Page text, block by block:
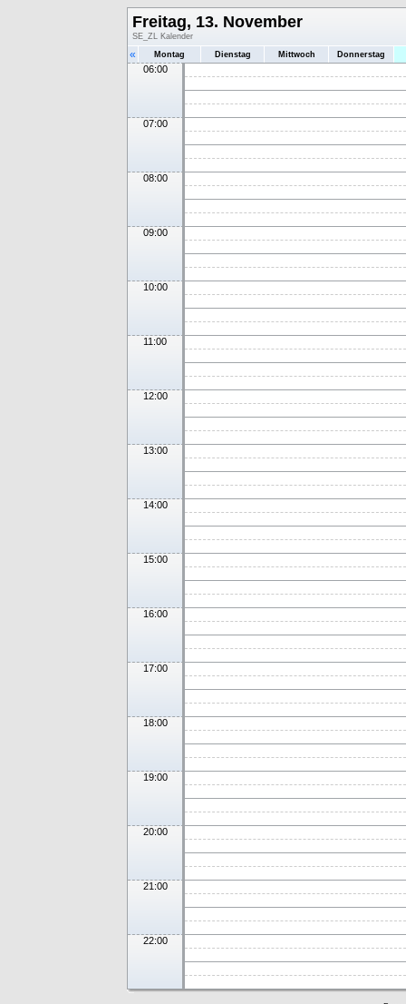
Freitag, 13. November
SE_ZL Kalender
« Montag Dienstag Mittwoch Donnerstag
06:00
07:00
08:00
09:00
10:00
11:00
12:00
13:00
14:00
15:00
16:00
17:00
18:00
19:00
20:00
21:00
22:00